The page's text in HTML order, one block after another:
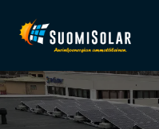
sisältöön